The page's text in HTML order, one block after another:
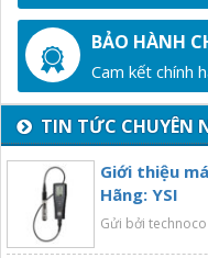
BẢO HÀNH
Cam kết chính
TIN TỨC CHUYÊN
Giới thiệu
Hãng: YSI
Gửi bởi